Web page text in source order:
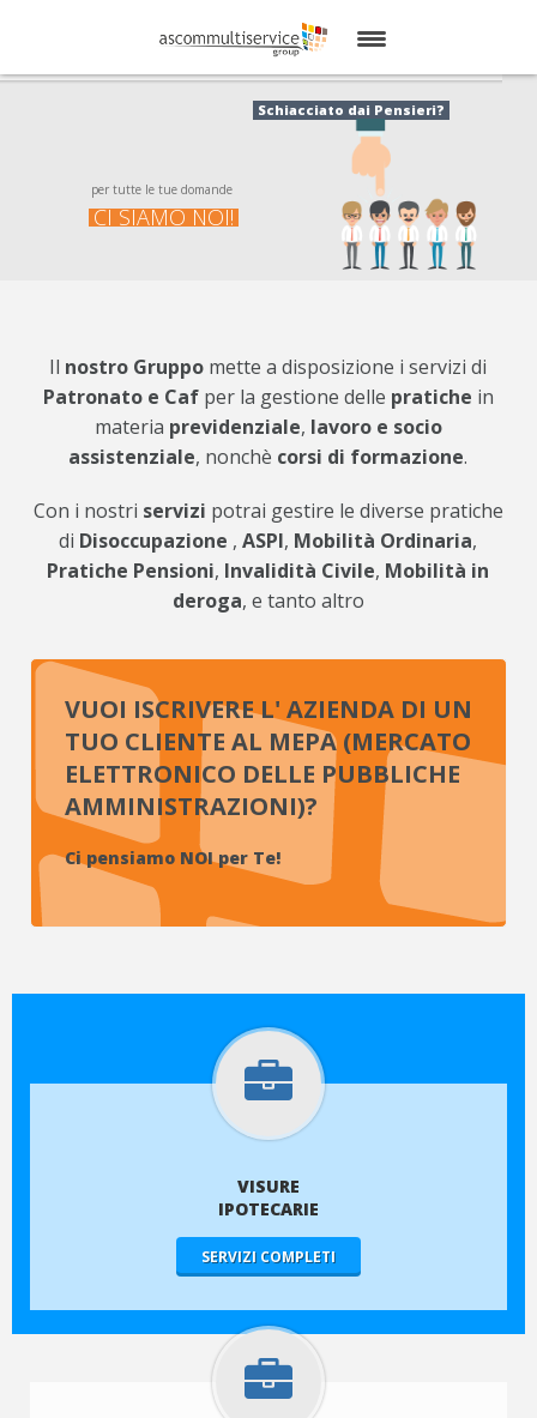
Schiacciato dai Pensieri?
per tutte le tue domande
CI SIAMO NOI!
Il nostro Gruppo mette a disposizione i servizi di
Patronato e Cafper la gestione delle pratiche in
materia previdenziale, lavoro e socio
assistenziale, nonchè corsi di formazione.
Con i nostri servizi potrai gestire le diverse pratiche
di Disoccupazione ,ASPI, Mobilità Ordinaria,
Pratiche Pensioni, Invalidità Civile, Mobilità in
deroga, e tanto altro
VUOI ISCRIVERE L' AZIENDA DI UN
TUO CLIENTE AL MEPA (MERCATO
ELETTRONICO DELLE PUBBLICHE
AMMINISTRAZIONI)?
Ci pensiamo NOI per Te!
VISURE
IPOTECARIE
SERVIZI COMPLETI